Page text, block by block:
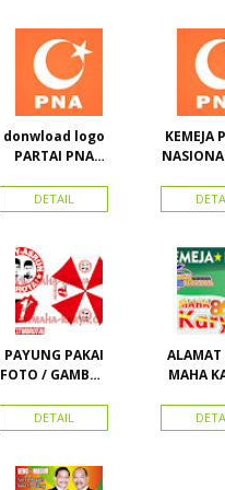
donwload logo
PARTAI PNA
nasional aceh)
Vector
DETAIL
KEMEJA
PKPI,
PAYUNG PAKAI
FOTO / GAMBAR
KAMPANYE,
PARTAI DAN
DETAIL
ALAMAT
MAHA